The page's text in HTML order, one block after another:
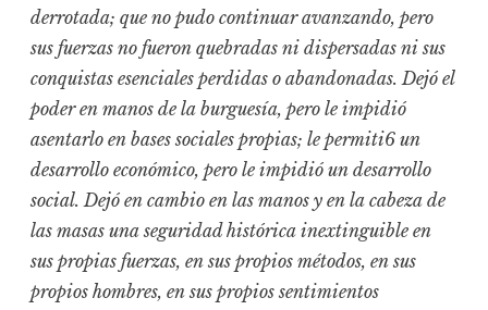
derrotada; que no pudo continuar avanzando, pero
sus fuerzas no fueron quebradas ni dispersadas ni sus
conquistas esenciales perdidas o abandonadas. Dejó el
poder en manos de la burguesía, pero le impidió
asentarlo en bases sociales propias; le permiti6 un
desarrollo económico, pero le impidió un desarrollo
social. Dejó en cambio en las manos y en la cabeza de
las masas una seguridad histórica inextinguible en
sus propias fuerzas, en sus propios métodos, en sus
propios hombres, en sus propios sentimientos